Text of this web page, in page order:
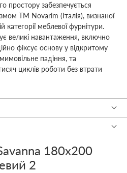
простору забезпечується
ТМ Novarim (Італія), визнаної
категорії меблевої фурнітури.
великі навантаження, включно
фіксує основу у відкритому
падіння, та
циклів роботи без втрати
180x200
2